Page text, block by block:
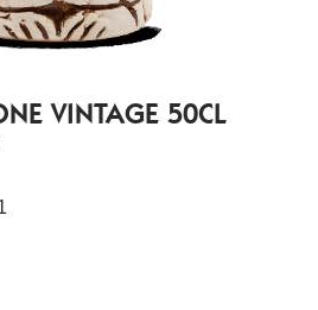
VINTAGE 50CL